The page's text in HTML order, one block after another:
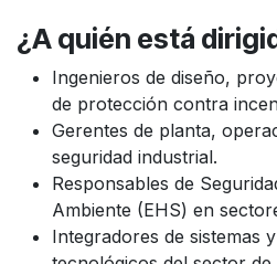
¿A quién está
Ingenieros de diseño,
de protección contra
Gerentes de planta,
seguridad industrial.
Responsables de
Ambiente (EHS) en
Integradores de sistemas